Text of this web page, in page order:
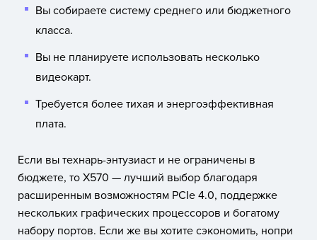
Вы собираете систему среднего или бюджетного
класса.
Вы не планируете использовать несколько
видеокарт.
Требуется более тихая и энергоэффективная
плата.
Если вы технарь-энтузиаст и не ограничены в
бюджете, то X570 — лучший выбор благодаря
расширенным возможностям PCIe 4.0, поддержке
нескольких графических процессоров и богатому
набору портов. Если же вы хотите сэкономить, нопри